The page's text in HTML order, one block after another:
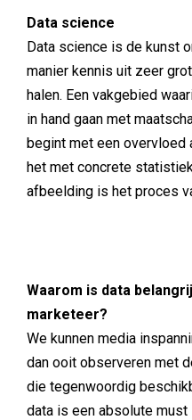
Data science
Data science is de kunst
manier kennis uit zeer
halen. Een vakgebied
in hand gaan met
begint met een overvloed
het met concrete
afbeelding is het proces
Waarom is data
marketeer?
We kunnen media
dan ooit observeren met
die tegenwoordig
data is een absolute